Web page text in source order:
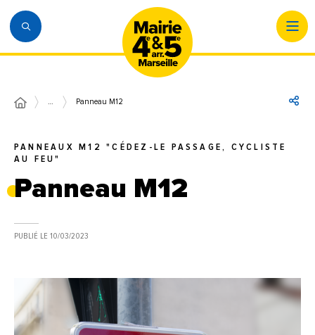
… Panneau M12
PANNEAUX M12 "CÉDEZ-LE PASSAGE, CYCLISTE
AU FEU"
Panneau M12
PUBLIÉ LE 10/03/2023